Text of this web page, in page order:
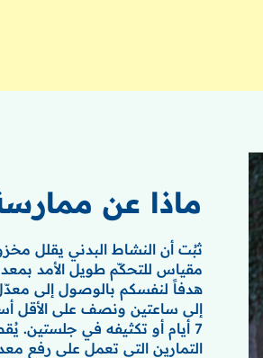
ماذا عن
مقياس للتحكّم طويل الأمد
هدفاً لنفسكم بالوصول إلى
إلى ساعتين ونصف على الأقل
7 أيام أو تكثيفه في جلستين.
التمارين التي تعمل على رفع